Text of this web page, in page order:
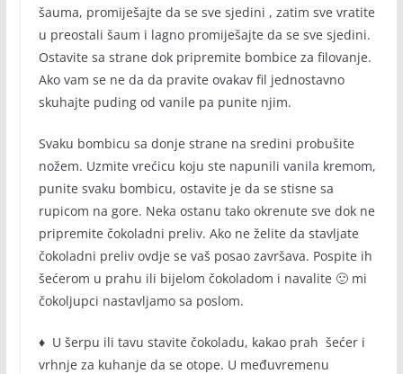
šauma, promiješajte da se sve sjedini , zatim sve vratite
u preostali šaum i lagno promiješajte da se sve sjedini.
Ostavite sa strane dok pripremite bombice za filovanje.
Ako vam se ne da da pravite ovakav fil jednostavno
skuhajte puding od vanile pa punite njim.
Svaku bombicu sa donje strane na sredini probušite
nožem. Uzmite vrećicu koju ste napunili vanila kremom,
punite svaku bombicu, ostavite je da se stisne sa
rupicom na gore. Neka ostanu tako okrenute sve dok ne
pripremite čokoladni preliv. Ako ne želite da stavljate
čokoladni preliv ovdje se vaš posao završava. Pospite ih
šećerom u prahu ili bijelom čokoladom i navalite 🙂 mi
čokoljupci nastavljamo sa poslom.
♦ U šerpu ili tavu stavite čokoladu, kakao prah šećer i
vrhnje za kuhanje da se otope. U međuvremenu